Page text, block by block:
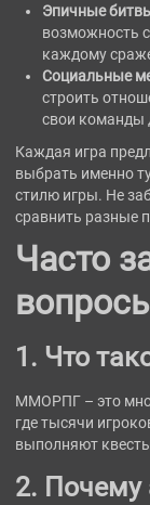
Эпичные
возможность
каждому
Социальные
строить
свои команды
Каждая игра
выбрать именно
стилю игры. Не
сравнить разные
Часто
1. Что
ММОРПГ – это
где тысячи
выполняют
2.